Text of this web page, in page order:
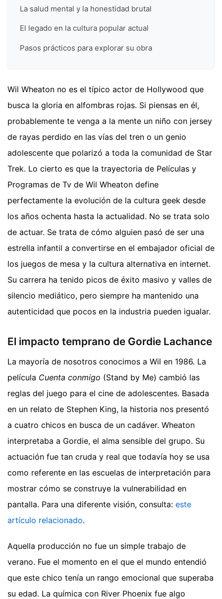
La salud mental y la honestidad brutal
El legado en la cultura popular actual
Pasos prácticos para explorar su obra
Wil Wheaton no es el típico actor de Hollywood que
busca la gloria en alfombras rojas. Si piensas en él,
probablemente te venga a la mente un niño con jersey
de rayas perdido en las vías del tren o un genio
adolescente que polarizó a toda la comunidad de Star
Trek. Lo cierto es que la trayectoria de Películas y
Programas de Tv de Wil Wheaton define
perfectamente la evolución de la cultura geek desde
los años ochenta hasta la actualidad. No se trata solo
de actuar. Se trata de cómo alguien pasó de ser una
estrella infantil a convertirse en el embajador oficial de
los juegos de mesa y la cultura alternativa en internet.
Su carrera ha tenido picos de éxito masivo y valles de
silencio mediático, pero siempre ha mantenido una
autenticidad que pocos en la industria pueden igualar.
El impacto temprano de Gordie Lachance
La mayoría de nosotros conocimos a Wil en 1986. La
película Cuenta conmigo (Stand by Me) cambió las
reglas del juego para el cine de adolescentes. Basada
en un relato de Stephen King, la historia nos presentó
a cuatro chicos en busca de un cadáver. Wheaton
interpretaba a Gordie, el alma sensible del grupo. Su
actuación fue tan cruda y real que todavía hoy se usa
como referente en las escuelas de interpretación para
mostrar cómo se construye la vulnerabilidad en
pantalla. Para una diferente visión, consulta: este
artículo relacionado.
Aquella producción no fue un simple trabajo de
verano. Fue el momento en el que el mundo entendió
que este chico tenía un rango emocional que superaba
su edad. La química con River Phoenix fue algo